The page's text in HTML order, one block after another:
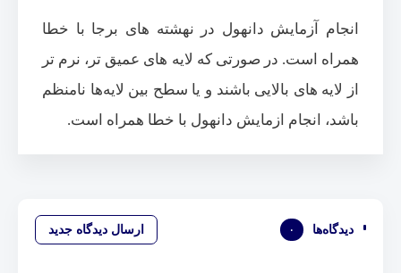
انجام آزمایش دانهول در نهشته های برجا با خطا
همراه است. در صورتی که لایه های عمیق تر، نرم تر
از لایه های بالایی باشند و یا سطح بین لایه‌ها نامنظم
باشد، انجام ازمایش دانهول با خطا همراه است.
دیدگاه‌ها ۰ ارسال دیدگاه جدید